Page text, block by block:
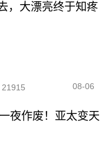
，大漂亮终于知疼
21915 08-06
夜作废！亚太变天